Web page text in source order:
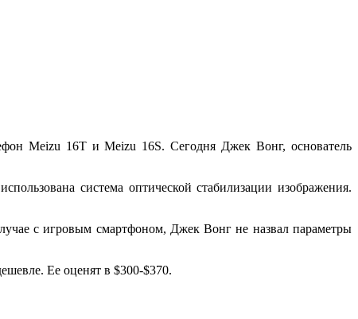
Meizu 16T и Meizu 16S. Сегодня Джек Вонг, основатель
система оптической стабилизации изображения.
с игровым смартфоном, Джек Вонг не назвал параметры
Ее оценят в $300-$370.